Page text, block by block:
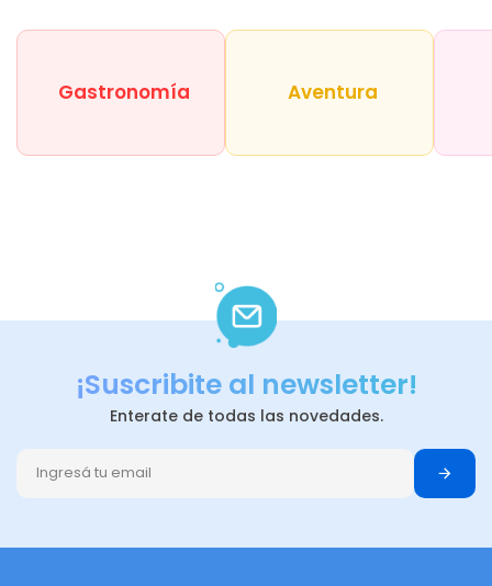
Gastronomía Aventura
¡Suscribite al newsletter!
Enterate de todas las novedades.